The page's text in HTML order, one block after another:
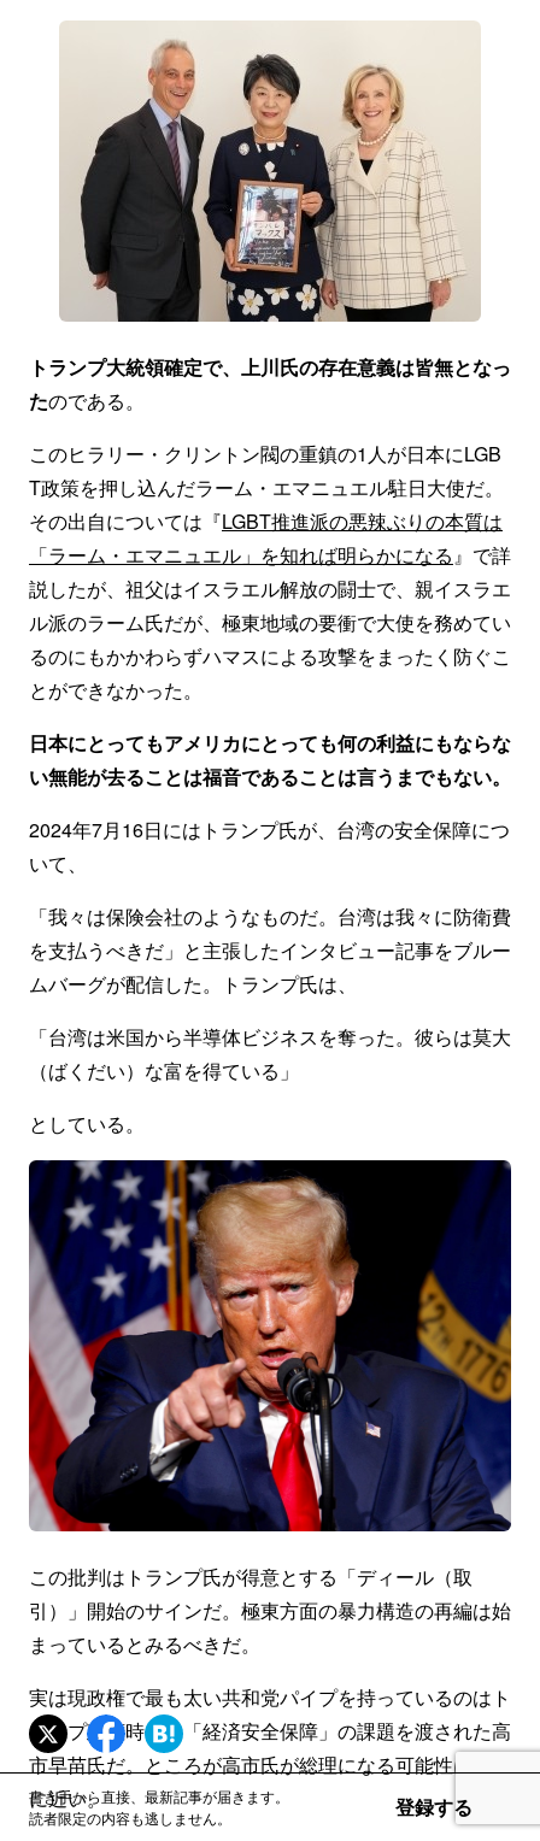
トランプ大統領確定で、上川氏の存在意義は皆無となっ
たのである。
このヒラリー・クリントン閥の重鎮の1人が日本にLGB
T政策を押し込んだラーム・エマニュエル駐日大使だ。
その出自については『LGBT推進派の悪辣ぶりの本質は
「ラーム・エマニュエル」を知れば明らかになる』で詳
説したが、祖父はイスラエル解放の闘士で、親イスラエ
ル派のラーム氏だが、極東地域の要衝で大使を務めてい
るのにもかかわらずハマスによる攻撃をまったく防ぐこ
とができなかった。
日本にとってもアメリカにとっても何の利益にもならな
い無能が去ることは福音であることは言うまでもない。
2024年7月16日にはトランプ氏が、台湾の安全保障につ
いて、
「我々は保険会社のようなものだ。台湾は我々に防衛費
を支払うべきだ」と主張したインタビュー記事をブルー
ムバーグが配信した。トランプ氏は、
「台湾は米国から半導体ビジネスを奪った。彼らは莫大
（ばくだい）な富を得ている」
としている。
この批判はトランプ氏が得意とする「ディール（取
引）」開始のサインだ。極東方面の暴力構造の再編は始
まっているとみるべきだ。
実は現政権で最も太い共和党パイプを持っているのはト
ランプ政権時代に「経済安全保障」の課題を渡された高
市早苗氏だ。ところが高市氏が総理になる可能性はゼロ
に近い。
書き手から直接、最新記事が届きます。
読者限定の内容も逃しません。
登録する